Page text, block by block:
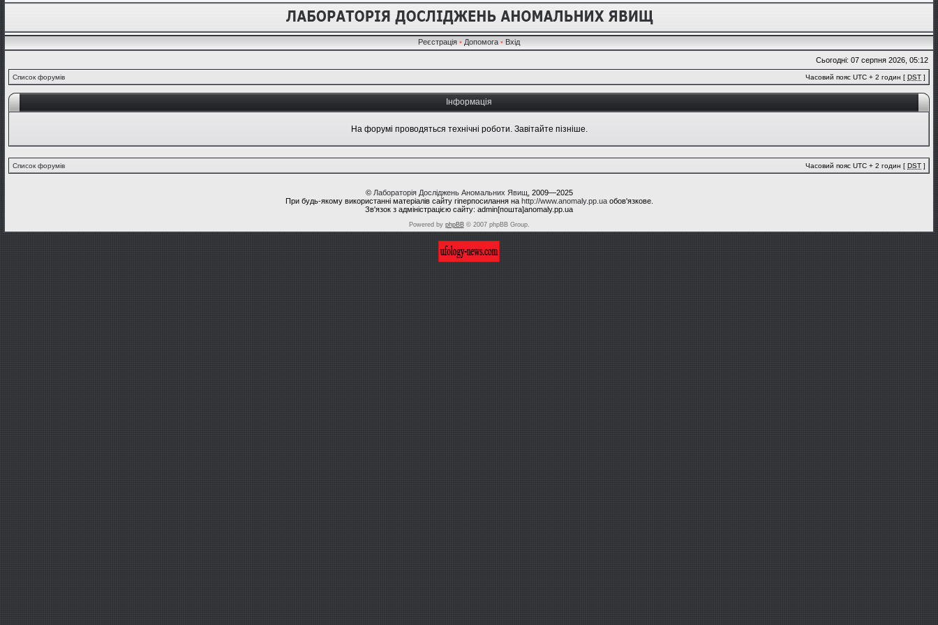
Реєстрація • Допомога • Вхід
Сьогодні: 07 серпня 2026, 05:12
Список форумів Часовий пояс UTC + 2 годин [ DST ]
Інформація
На форумі проводяться технічні роботи. Завітайте пізніше.
Список форумів Часовий пояс UTC + 2 годин [ DST ]
© Лабораторія Досліджень Аномальних Явищ , 2009—2025
При будь-якому використанні матеріалів сайту гіперпосилання на http://www.anomaly.pp.uaобов'язкове.
Зв'язок з адміністрацією сайту: admin[пошта]anomaly.pp.ua
Powered by phpBB© 2007 phpBB Group.